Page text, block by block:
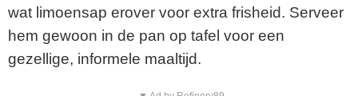
wat limoensap erover voor extra frisheid. Serveer
hem gewoon in de pan op tafel voor een
gezellige, informele maaltijd.